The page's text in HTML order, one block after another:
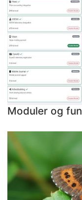
Moduler og